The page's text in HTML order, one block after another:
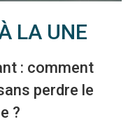
LA UNE
: comment
perdre le
?